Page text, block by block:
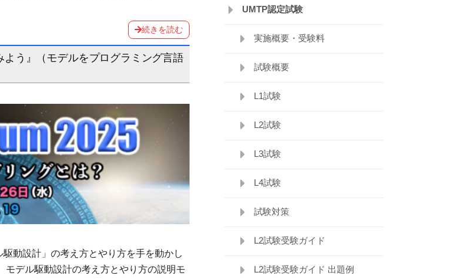
続きを読む
う』（モデルをプログラミング言語
動設計」の考え方とやり方を手を動かし
デル駆動設計の考え方とやり方の説明モ
UMTP認定試験
実施概要・受験料
試験概要
L1試験
L2試験
L3試験
L4試験
試験対策
L2試験受験ガイド
L2試験受験ガイド 出題例